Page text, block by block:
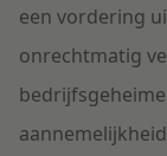
een vordering
onrechtmatig